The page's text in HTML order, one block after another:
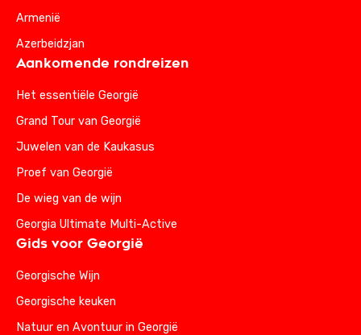
Armenië
Azerbeidzjan
Aankomende rondreizen
Het essentiële Georgië
Grand Tour van Georgië
Juwelen van de Kaukasus
Proef van Georgië
De wieg van de wijn
Georgia Ultimate Multi-Active
Gids voor Georgië
Georgische Wijn
Georgische keuken
Natuur en Avontuur in Georgië